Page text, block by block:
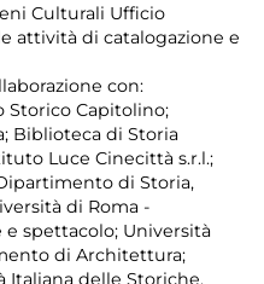
Culturali Ufficio
attività di catalogazione e
con:
Storico Capitolino;
Biblioteca di Storia
Luce Cinecittà s.r.l.;
di Storia,
di Roma -
spettacolo; Università
di Architettura;
Italiana delle Storiche.